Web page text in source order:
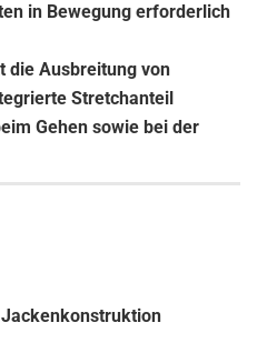
in Bewegung erforderlich
die Ausbreitung von
Stretchanteil
Gehen sowie bei der